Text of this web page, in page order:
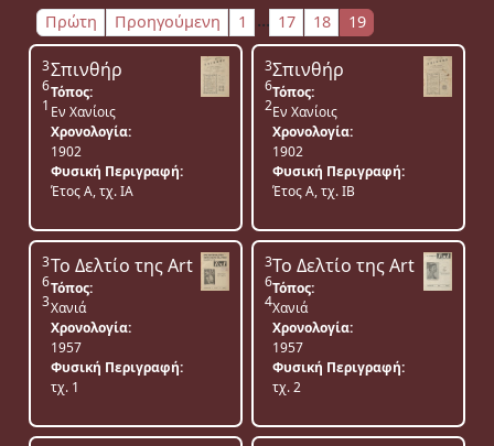
Πρώτη Προηγούμενη 1 ... 17 18 19
3
6
1
Σπινθήρ
Τόπος:
Εν Χανίοις
Χρονολογία:
1902
Φυσική Περιγραφή:
Έτος Α, τχ. ΙΑ
3
6
2
Σπινθήρ
Τόπος:
Εν Χανίοις
Χρονολογία:
1902
Φυσική Περιγραφή:
Έτος Α, τχ. ΙΒ
3
6
3
Το Δελτίο της Art
Τόπος:
Χανιά
Χρονολογία:
1957
Φυσική Περιγραφή:
τχ. 1
3
6
4
Το Δελτίο της Art
Τόπος:
Χανιά
Χρονολογία:
1957
Φυσική Περιγραφή:
τχ. 2